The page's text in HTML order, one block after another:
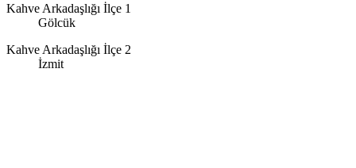
Kahve Arkadaşlığı İlçe 1
Gölcük
Kahve Arkadaşlığı İlçe 2
İzmit